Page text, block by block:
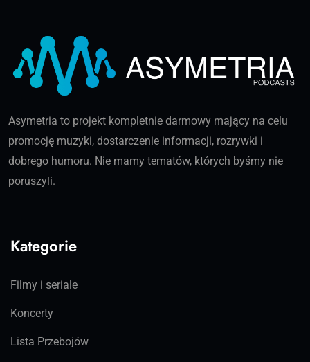
Asymetria to projekt kompletnie darmowy mający na celu
promocję muzyki, dostarczenie informacji, rozrywki i
dobrego humoru. Nie mamy tematów, których byśmy nie
poruszyli.
Kategorie
Filmy i seriale
Koncerty
Lista Przebojów